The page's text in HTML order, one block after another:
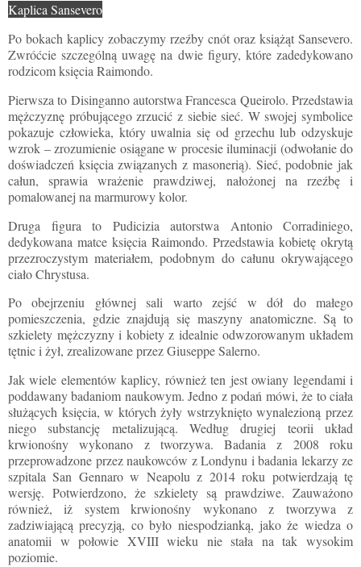
Kaplica Sansevero
Po bokach kaplicy zobaczymy rzeźby cnót oraz książąt Sansevero.
Zwróćcie szczególną uwagę na dwie figury, które zadedykowano
rodzicom księcia Raimondo.
Pierwsza to Disinganno autorstwa Francesca Queirolo. Przedstawia
mężczyznę próbującego zrzucić z siebie sieć. W swojej symbolice
pokazuje człowieka, który uwalnia się od grzechu lub odzyskuje
wzrok – zrozumienie osiągane w procesie iluminacji (odwołanie do
doświadczeń księcia związanych z masonerią). Sieć, podobnie jak
całun, sprawia wrażenie prawdziwej, nałożonej na rzeźbę i
pomalowanej na marmurowy kolor.
Druga figura to Pudicizia autorstwa Antonio Corradiniego,
dedykowana matce księcia Raimondo. Przedstawia kobietę okrytą
przezroczystym materiałem, podobnym do całunu okrywającego
ciało Chrystusa.
Po obejrzeniu głównej sali warto zejść w dół do małego
pomieszczenia, gdzie znajdują się maszyny anatomiczne. Są to
szkielety mężczyzny i kobiety z idealnie odwzorowanym układem
tętnic i żył, zrealizowane przez Giuseppe Salerno.
Jak wiele elementów kaplicy, również ten jest owiany legendami i
poddawany badaniom naukowym. Jedno z podań mówi, że to ciała
służących księcia, w których żyły wstrzyknięto wynalezioną przez
niego substancję metalizującą. Według drugiej teorii układ
krwionośny wykonano z tworzywa. Badania z 2008 roku
przeprowadzone przez naukowców z Londynu i badania lekarzy ze
szpitala San Gennaro w Neapolu z 2014 roku potwierdzają tę
wersję. Potwierdzono, że szkielety są prawdziwe. Zauważono
również, iż system krwionośny wykonano z tworzywa z
zadziwiającą precyzją, co było niespodzianką, jako że wiedza o
anatomii w połowie XVIII wieku nie stała na tak wysokim
poziomie.